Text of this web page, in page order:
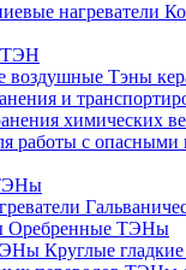
ТЭН
Тэны
и
Оребренные ТЭНы
Круглые